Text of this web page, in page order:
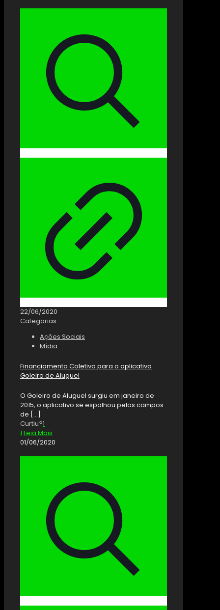
22/06/2020
Categorias
Ações Sociais
Mídia
Financiamento Coletivo para o aplicativo
Goleiro de Aluguel
O Goleiro de Aluguel surgiu em janeiro de
2015, o aplicativo se espalhou pelos campos
de […]
Curtiu?1
1 Leia Mais
01/06/2020